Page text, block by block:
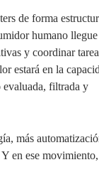
de forma
humano
y coordinar
estará en la
evaluada, filtrada y
más
en ese movimiento,